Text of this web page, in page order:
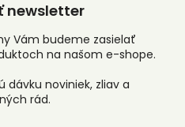
newsletter
Vám budeme zasielať
na našom e-shope.